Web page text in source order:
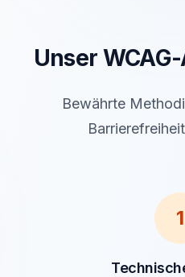
Unser
Bewährte
1